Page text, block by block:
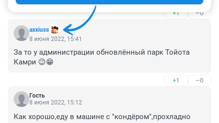
+1 –0
axxiuss
8 июня 2022, 15:41
За то у администрации обновлённый парк Тойота
Камри 😉😁
+1 –0
Гость
8 июня 2022, 15:12
Как хорошо,еду в машине с "кондёром",прохладно